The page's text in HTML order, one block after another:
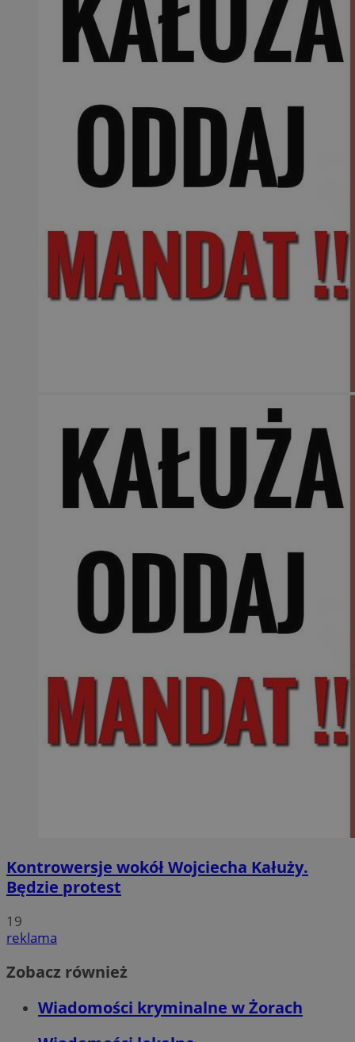
Kontrowersje wokół Wojciecha Kałuży.
Będzie protest
19
reklama
Zobacz również
Wiadomości kryminalne w Żorach